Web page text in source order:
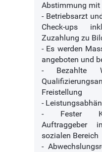
Abstimmung mit
- Betriebsarzt
Check-ups
Zuzahlung zu
- Es werden
angeboten und
- Bezahlte
Freistellung
-
- Fester
Auftraggeber
sozialen Bereich
-